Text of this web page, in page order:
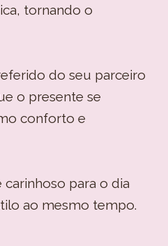
tornando o
do seu parceiro
o presente se
conforto e
para o dia
ao mesmo tempo.